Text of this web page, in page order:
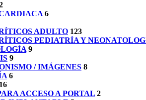
6
ADULTO 123
PEDIATRÍA Y
9
9
/ IMÁGENES 8
6
16
ACCESO A PORTAL 2